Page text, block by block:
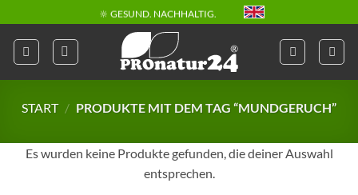
to
content
🔆 GESUND. NACHHALTIG.
📦 VERSAND AB € 5,50
🔖 KAUF AUF RECHNUNG
START / PRODUKTE MIT DEM TAG “MUNDGERUCH”
Es wurden keine Produkte gefunden, die deiner Auswahl
entsprechen.